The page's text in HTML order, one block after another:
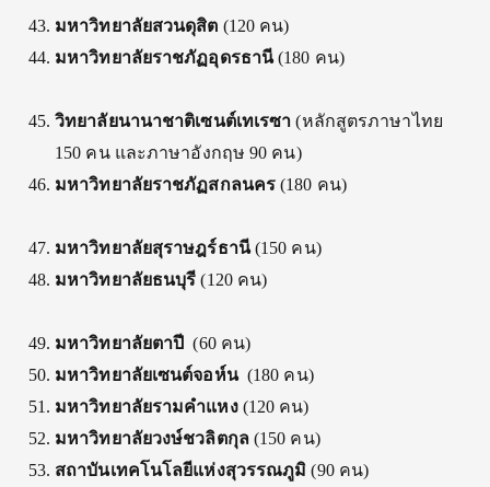
มหาวิทยาลัยสวนดุสิต (120 คน)
มหาวิทยาลัยราชภัฏอุดรธานี(180 คน)
วิทยาลัยนานาชาติเซนต์เทเรซา(หลักสูตรภาษาไทย
150 คน และภาษาอังกฤษ 90 คน)
มหาวิทยาลัยราชภัฏสกลนคร(180 คน)
มหาวิทยาลัยสุราษฎร์ธานี(150 คน)
มหาวิทยาลัยธนบุรี(120 คน)
มหาวิทยาลัยตาปี(60 คน)
มหาวิทยาลัยเซนต์จอห์น (180 คน)
มหาวิทยาลัยรามคำแหง (120 คน)
มหาวิทยาลัยวงษ์ชวลิตกุล (150 คน)
สถาบันเทคโนโลยีแห่งสุวรรณภูมิ(90 คน)